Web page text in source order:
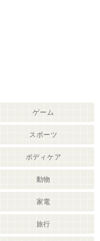
ゲーム
スポーツ
ボディケア
動物
家電
旅行